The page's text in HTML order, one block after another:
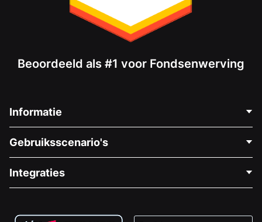
Beoordeeld als #1 voor Fondsenwerving
Informatie
Over Ons
Vacatures
Gebruiksscenario's
Medische Fondsenwerving
Integraties